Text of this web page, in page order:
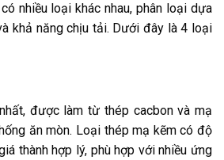
nhiều loại khác nhau, phân loại dựa
khả năng chịu tải. Dưới đây là 4 loại
được làm từ thép cacbon và mạ
ăn mòn. Loại thép mạ kẽm có độ
thành hợp lý, phù hợp với nhiều ứng